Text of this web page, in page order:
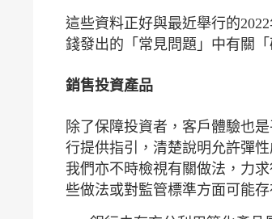
這些資料正好與最近舉行的
錢發出的「常見問題」中有關
銷售投資產品
除了保障投資者，客戶體驗也
行提供指引，清楚說明允許彈
我們亦不時檢視有關做法，力
些做法或對監管標準方面可能